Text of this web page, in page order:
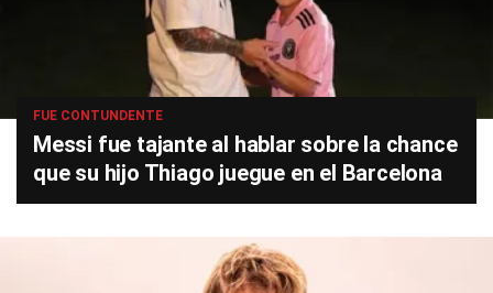
FUE CONTUNDENTE
Messi fue tajante al hablar sobre la chance
que su hijo Thiago juegue en el Barcelona